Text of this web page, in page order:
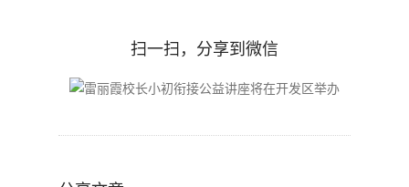
扫一扫，分享到微信